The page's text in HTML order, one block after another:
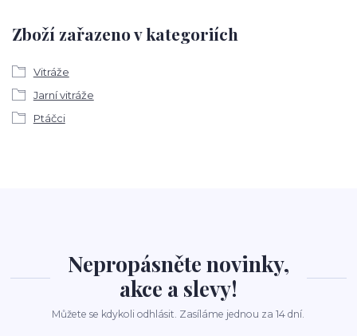
Zboží zařazeno v kategoriích
Vitráže
Jarní vitráže
Ptáčci
Nepropásněte novinky,
akce a slevy!
Můžete se kdykoli odhlásit. Zasíláme jednou za 14 dní.